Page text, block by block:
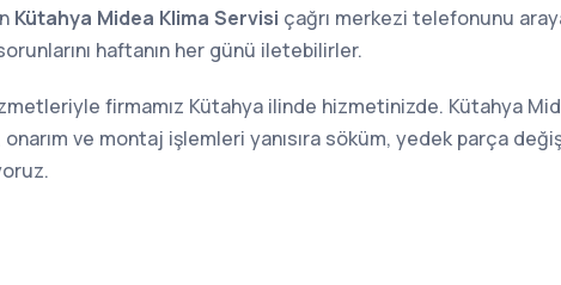
Kütahya Midea Klima Servisi çağrı merkezi telefonunu
haftanın her günü iletebilirler.
firmamız Kütahya ilinde hizmetinizde. Kütahya
onarım ve montaj işlemleri yanısıra söküm, yedek parça